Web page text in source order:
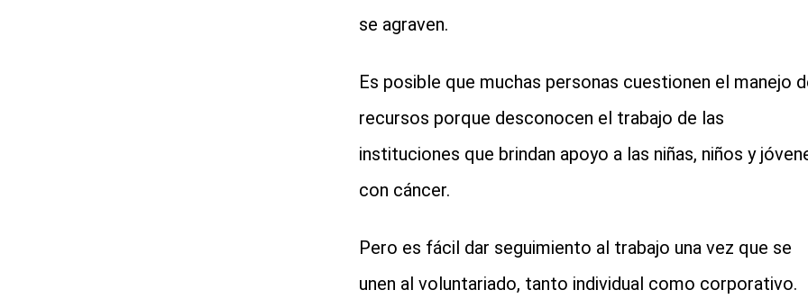
se agraven.
Es posible que muchas personas cuestionen el manejo
recursos porque desconocen el trabajo de las
instituciones que brindan apoyo a las niñas, niños y
con cáncer.
Pero es fácil dar seguimiento al trabajo una vez que se
unen al voluntariado, tanto individual como corporativo.